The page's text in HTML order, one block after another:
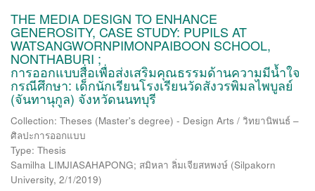
THE MEDIA DESIGN TO ENHANCE
GENEROSITY, CASE STUDY: PUPILS AT
WATSANGWORNPIMONPAIBOON SCHOOL,
NONTHABURI ;
การออกแบบสื่อเพื่อส่งเสริมคุณธรรมด้านความมีน้ำใจ
กรณีศึกษา: เด็กนักเรียนโรงเรียนวัดสังวรพิมลไพบูลย์
(จันทานุกูล) จังหวัดนนทบุรี
Collection: Theses (Master's degree) - Design Arts / วิทยานิพนธ์ –
ศิลปะการออกแบบ
Type: Thesis
Samilha LIMJIASAHAPONG; สมิหลา ลิ่มเจียสหพงษ์ (Silpakorn
University, 2/1/2019)